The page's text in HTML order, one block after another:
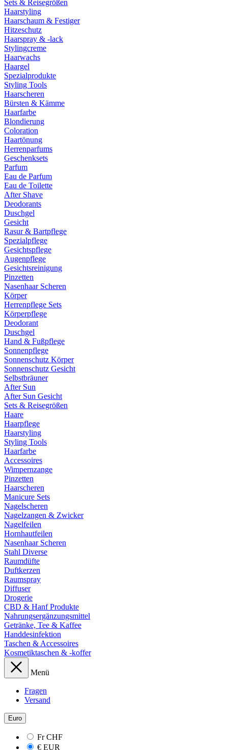
Sets & Reisegrößen
Haarstyling
Haarschaum & Festiger
Hitzeschutz
Haarspray & -lack
Stylingcreme
Haarwachs
Haargel
Spezialprodukte
Styling Tools
Haarscheren
Bürsten & Kämme
Haarfarbe
Blondierung
Coloration
Haartönung
Herrenparfums
Geschenksets
Parfum
Eau de Parfum
Eau de Toilette
After Shave
Deodorants
Duschgel
Gesicht
Rasur & Bartpflege
Spezialpflege
Gesichtspflege
Augenpflege
Gesichtsreinigung
Pinzetten
Nasenhaar Scheren
Körper
Herrenpflege Sets
Körperpflege
Deodorant
Duschgel
Hand & Fußpflege
Sonnenpflege
Sonnenschutz Körper
Sonnenschutz Gesicht
Selbstbräuner
After Sun
After Sun Gesicht
Sets & Reisegrößen
Haare
Haarpflege
Haarstyling
Styling Tools
Haarfarbe
Accessoires
Wimpernzange
Pinzetten
Haarscheren
Manicure Sets
Nagelscheren
Nagelzangen & Zwicker
Nagelfeilen
Hornhautfeilen
Nasenhaar Scheren
Stahl Diverse
Raumdüfte
Duftkerzen
Raumspray
Diffuser
Drogerie
CBD & Hanf Produkte
Nahrungsergänzungsmittel
Getränke, Tee & Kaffee
Handdesinfektion
Taschen & Accessoires
Kosmetiktaschen & -koffer
Menü
Fragen
Versand
Euro
FrCHF
€ EUR